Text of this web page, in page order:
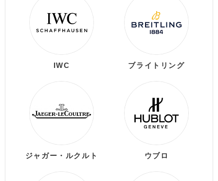
IWC ブライトリング
ジャガー・ルクルト ウブロ